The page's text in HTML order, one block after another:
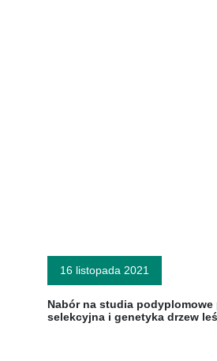
16 listopada 2021
Nabór na studia podyplomowe
selekcyjna i genetyka drzew